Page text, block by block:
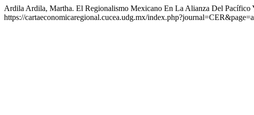
Ardila Ardila, Martha. El Regionalismo Mexicano En La Alianza Del Pacífico
https://cartaeconomicaregional.cucea.udg.mx/